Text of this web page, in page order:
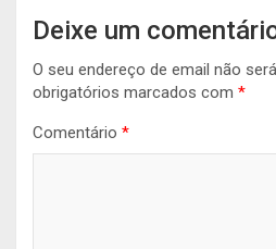
Deixe um
O seu endereço de email não
obrigatórios marcados com *
Comentário *